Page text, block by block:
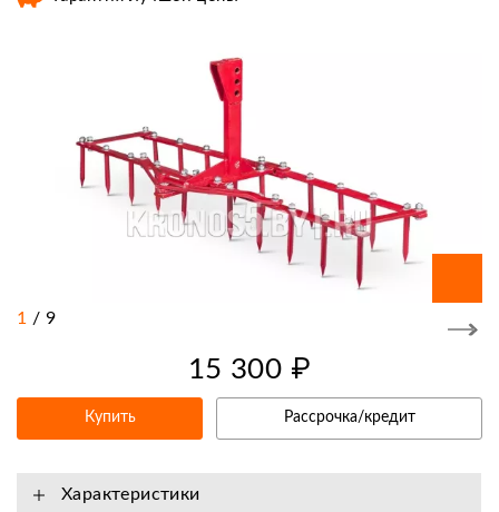
1 / 9
15 300 ₽
Купить Рассрочка/кредит
Характеристики